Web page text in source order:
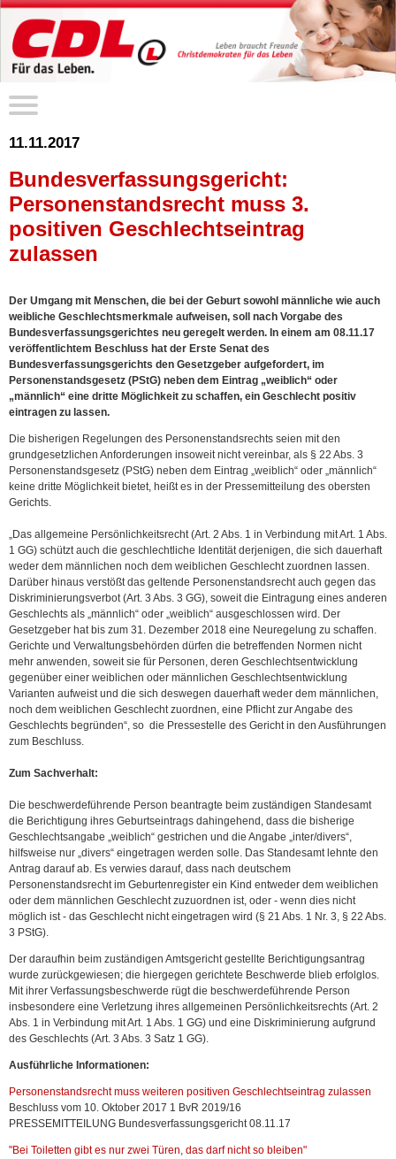
11.11.2017
Bundesverfassungsgericht:
Personenstandsrecht muss 3.
positiven Geschlechtseintrag
zulassen
Der Umgang mit Menschen, die bei der Geburt sowohl männliche wie auch
weibliche Geschlechtsmerkmale aufweisen, soll nach Vorgabe des
Bundesverfassungsgerichtes neu geregelt werden. In einem am 08.11.17
veröffentlichtem Beschluss hat der Erste Senat des
Bundesverfassungsgerichts den Gesetzgeber aufgefordert, im
Personenstandsgesetz (PStG) neben dem Eintrag „weiblich“ oder
„männlich“ eine dritte Möglichkeit zu schaffen, ein Geschlecht positiv
eintragen zu lassen.
Die bisherigen Regelungen des Personenstandsrechts seien mit den
grundgesetzlichen Anforderungen insoweit nicht vereinbar, als § 22 Abs. 3
Personenstandsgesetz (PStG) neben dem Eintrag „weiblich“ oder „männlich“
keine dritte Möglichkeit bietet, heißt es in der Pressemitteilung des obersten
Gerichts.
„Das allgemeine Persönlichkeitsrecht (Art. 2 Abs. 1 in Verbindung mit Art. 1 Abs.
1 GG) schützt auch die geschlechtliche Identität derjenigen, die sich dauerhaft
weder dem männlichen noch dem weiblichen Geschlecht zuordnen lassen.
Darüber hinaus verstößt das geltende Personenstandsrecht auch gegen das
Diskriminierungsverbot (Art. 3 Abs. 3 GG), soweit die Eintragung eines anderen
Geschlechts als „männlich“ oder „weiblich“ ausgeschlossen wird. Der
Gesetzgeber hat bis zum 31. Dezember 2018 eine Neuregelung zu schaffen.
Gerichte und Verwaltungsbehörden dürfen die betreffenden Normen nicht
mehr anwenden, soweit sie für Personen, deren Geschlechtsentwicklung
gegenüber einer weiblichen oder männlichen Geschlechtsentwicklung
Varianten aufweist und die sich deswegen dauerhaft weder dem männlichen,
noch dem weiblichen Geschlecht zuordnen, eine Pflicht zur Angabe des
Geschlechts begründen“, so die Pressestelle des Gericht in den Ausführungen
zum Beschluss.
Zum Sachverhalt:
Die beschwerdeführende Person beantragte beim zuständigen Standesamt
die Berichtigung ihres Geburtseintrags dahingehend, dass die bisherige
Geschlechtsangabe „weiblich“ gestrichen und die Angabe „inter/divers“,
hilfsweise nur „divers“ eingetragen werden solle. Das Standesamt lehnte den
Antrag darauf ab. Es verwies darauf, dass nach deutschem
Personenstandsrecht im Geburtenregister ein Kind entweder dem weiblichen
oder dem männlichen Geschlecht zuzuordnen ist, oder - wenn dies nicht
möglich ist - das Geschlecht nicht eingetragen wird (§ 21 Abs. 1 Nr. 3, § 22 Abs.
3 PStG).
Der daraufhin beim zuständigen Amtsgericht gestellte Berichtigungsantrag
wurde zurückgewiesen; die hiergegen gerichtete Beschwerde blieb erfolglos.
Mit ihrer Verfassungsbeschwerde rügt die beschwerdeführende Person
insbesondere eine Verletzung ihres allgemeinen Persönlichkeitsrechts (Art. 2
Abs. 1 in Verbindung mit Art. 1 Abs. 1 GG) und eine Diskriminierung aufgrund
des Geschlechts (Art. 3 Abs. 3 Satz 1 GG).
Ausführliche Informationen:
Personenstandsrecht muss weiteren positiven Geschlechtseintrag zulassen
Beschluss vom 10. Oktober 2017 1 BvR 2019/16
PRESSEMITTEILUNG Bundesverfassungsgericht 08.11.17
"Bei Toiletten gibt es nur zwei Türen, das darf nicht so bleiben"